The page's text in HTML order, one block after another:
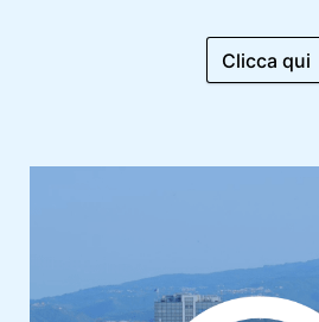
Clicca qui